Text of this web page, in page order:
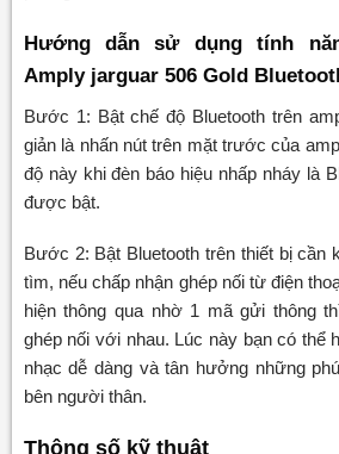
Hướng dẫn sử dụng tính
Amply jarguar 506 Gold
Bước 1: Bật chế độ Bluetooth trên
giản là nhấn nút trên mặt trước của
độ này khi đèn báo hiệu nhấp nháy là
được bật.
Bước 2: Bật Bluetooth trên thiết bị cần
tìm, nếu chấp nhận ghép nối từ điện
hiện thông qua nhờ 1 mã gửi thông
ghép nối với nhau. Lúc này bạn có thể
nhạc dễ dàng và tân hưởng những
bên người thân.
Thông số kỹ thuật